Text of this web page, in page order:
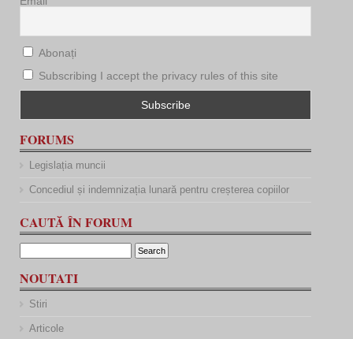
Abonați
Subscribing I accept the privacy rules of this site
FORUMS
Legislația muncii
Concediul și indemnizația lunară pentru creșterea copiilor
CAUTĂ ÎN FORUM
NOUTATI
Stiri
Articole